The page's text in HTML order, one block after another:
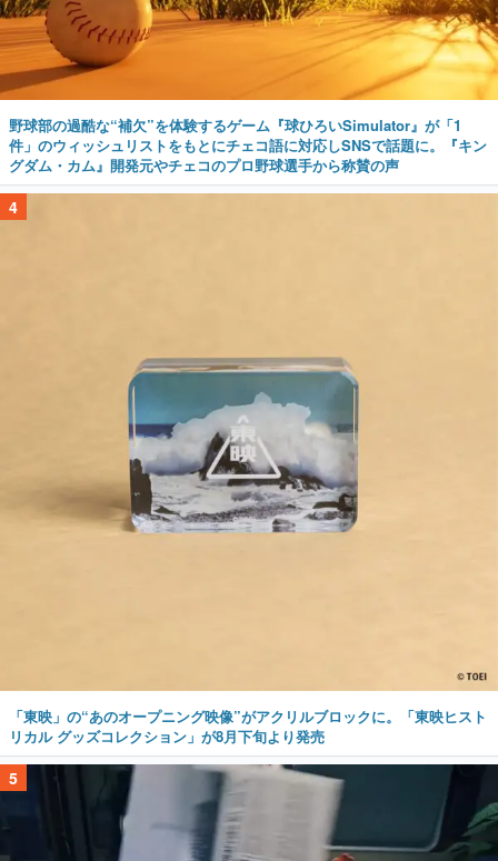
野球部の過酷な“補欠”を体験するゲーム『球ひろいSimulator』が「1
件」のウィッシュリストをもとにチェコ語に対応しSNSで話題に。『キン
グダム・カム』開発元やチェコのプロ野球選手から称賛の声
4
「東映」の“あのオープニング映像”がアクリルブロックに。「東映ヒスト
リカル グッズコレクション」が8月下旬より発売
5